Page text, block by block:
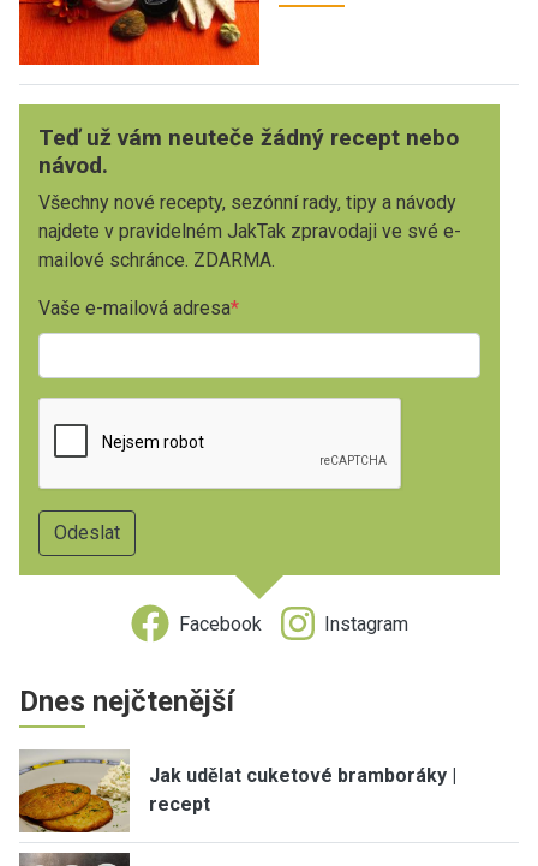
Teď už vám neuteče žádný recept nebo
návod.
Všechny nové recepty, sezónní rady, tipy a návody
najdete v pravidelném JakTak zpravodaji ve své e-
mailové schránce. ZDARMA.
Vaše e-mailová adresa
Facebook Instagram
Dnes nejčtenější
Jak udělat cuketové bramboráky |
recept